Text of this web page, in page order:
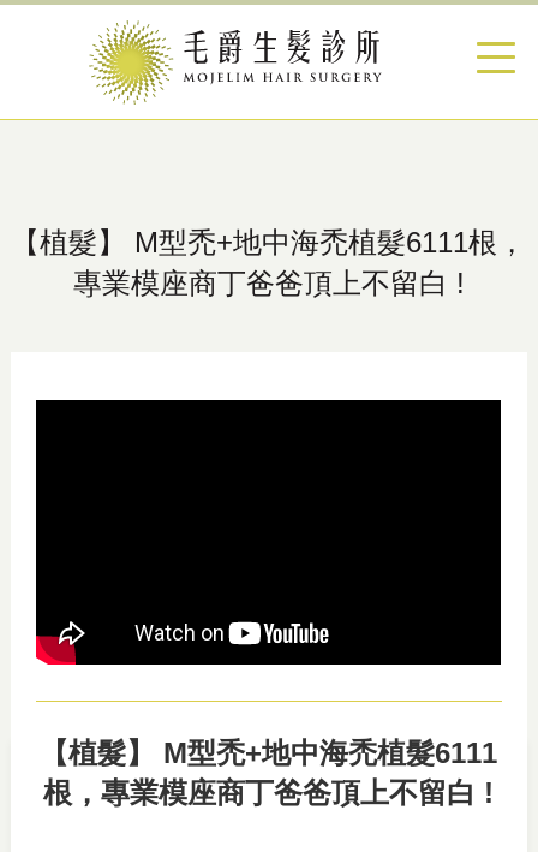
【植髮】 M型禿+地中海禿植髮6111根，
專業模座商丁爸爸頂上不留白 !
【植髮】 M型禿+地中海禿植髮6111
根，專業模座商丁爸爸頂上不留白 !